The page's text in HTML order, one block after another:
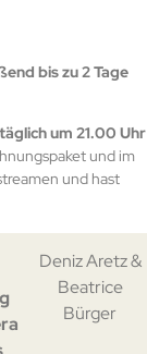
bis zu 2 Tage
um 21.00 Uhr
und im
und hast
Deniz Aretz &
Beatrice
Bürger